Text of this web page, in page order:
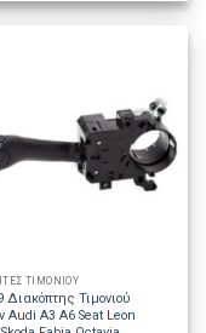
ΤΙΜΟΝΙΟΥ
Διακόπτης Τιμονιού
A3 A6 Seat Leon